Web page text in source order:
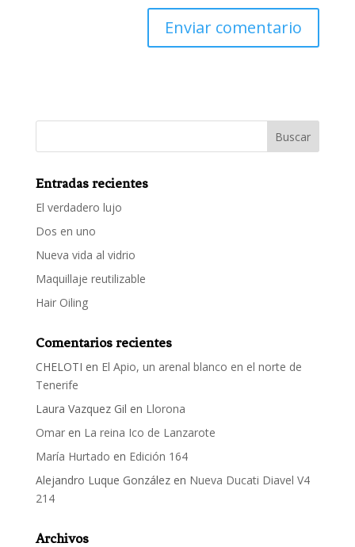
Entradas recientes
El verdadero lujo
Dos en uno
Nueva vida al vidrio
Maquillaje reutilizable
Hair Oiling
Comentarios recientes
CHELOTI en El Apio, un arenal blanco en el norte de
Tenerife
Laura Vazquez Gil en Llorona
Omaren La reina Ico de Lanzarote
María Hurtado en Edición 164
Alejandro Luque Gonzálezen Nueva Ducati Diavel V4
214
Archivos